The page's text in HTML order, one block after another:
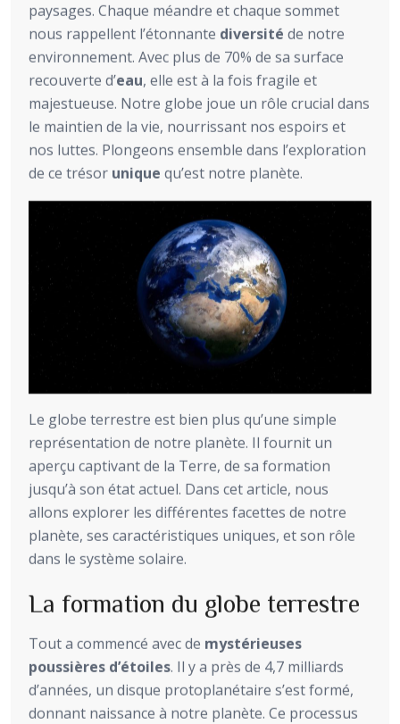
paysages. Chaque méandre et chaque sommet
nous rappellent l’étonnante diversité de notre
environnement. Avec plus de 70% de sa surface
recouverte d’eau, elle est à la fois fragile et
majestueuse. Notre globe joue un rôle crucial dans
le maintien de la vie, nourrissant nos espoirs et
nos luttes. Plongeons ensemble dans l’exploration
de ce trésor unique qu’est notre planète.
Le globe terrestre est bien plus qu’une simple
représentation de notre planète. Il fournit un
aperçu captivant de la Terre, de sa formation
jusqu’à son état actuel. Dans cet article, nous
allons explorer les différentes facettes de notre
planète, ses caractéristiques uniques, et son rôle
dans le système solaire.
La formation du globe terrestre
Tout a commencé avec de mystérieuses
poussières d’étoiles. Il y a près de 4,7 milliards
d’années, un disque protoplanétaire s’est formé,
donnant naissance à notre planète. Ce processus